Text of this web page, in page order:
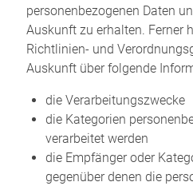
personenbezogenen Daten
Auskunft zu erhalten. Ferner
Richtlinien- und
Auskunft über folgende
die Verarbeitungszwecke
die Kategorien
verarbeitet werden
die Empfänger oder
gegenüber denen die